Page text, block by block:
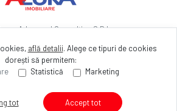
Solicită vizionare
Advanced Consulting S.R.L.
creat în
află detalii. Alege ce tipuri de cookies
dorești să permitem:
Statistică Marketing
tot Accept tot